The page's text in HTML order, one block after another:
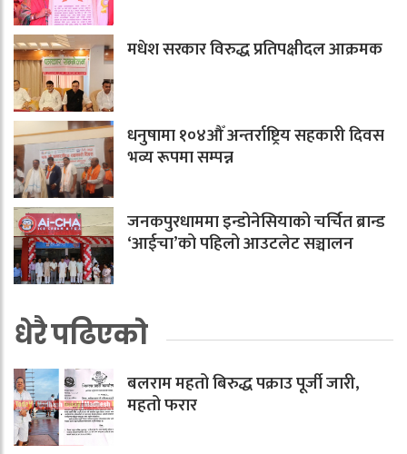
मधेश सरकार विरुद्ध प्रतिपक्षीदल आक्रमक
धनुषामा १०४औँ अन्तर्राष्ट्रिय सहकारी दिवस
भव्य रूपमा सम्पन्न
जनकपुरधाममा इन्डोनेसियाको चर्चित ब्रान्ड
‘आईचा’को पहिलो आउटलेट सञ्चालन
धेरै पढिएको
बलराम महतो बिरुद्ध पक्राउ पूर्जी जारी,
महतो फरार